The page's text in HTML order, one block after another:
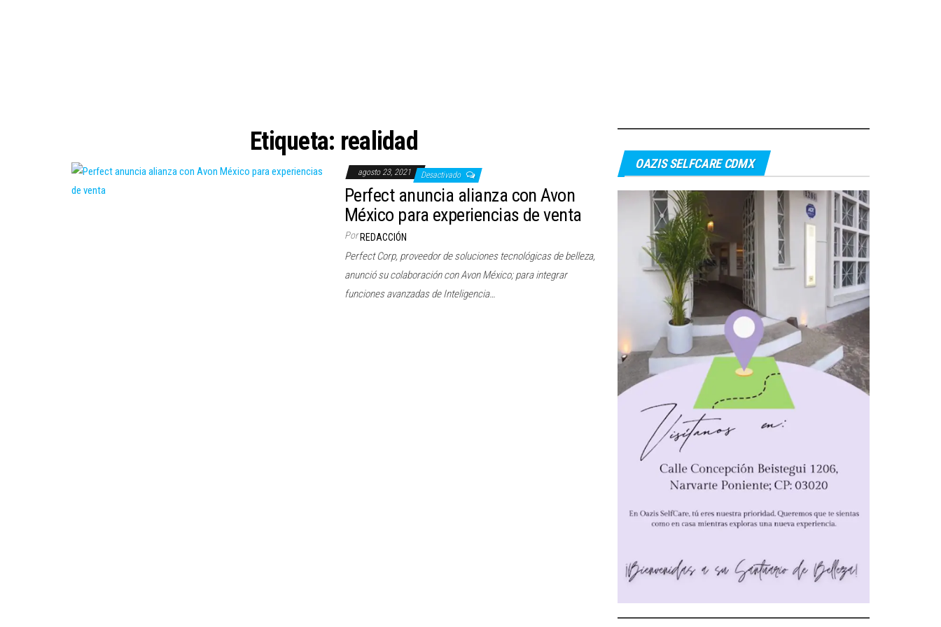
Etiqueta: realidad
agosto 23, 2021 Desactivado
Perfect anuncia alianza con Avon
México para experiencias de venta
Por REDACCIÓN
Perfect Corp, proveedor de soluciones tecnológicas de belleza,
anunció su colaboración con Avon México; para integrar
funciones avanzadas de Inteligencia…
OAZIS SELFCARE CDMX